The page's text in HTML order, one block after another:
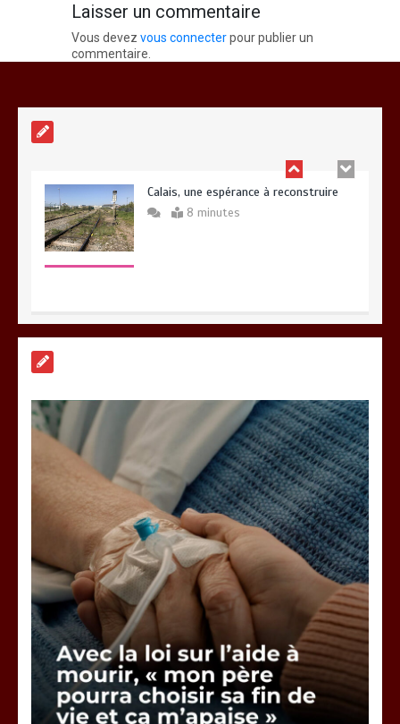
Laisser un commentaire
Vous devezvous connecterpour publier un
commentaire.
Fin de vie : l’ultime liberté…
3 minutes
Calais, une espérance à reconstruire
8 minutes
Vœux 2026, la tradition a du bon
3 minutes
Fin de vie : l’ultime liberté…
3 minutes